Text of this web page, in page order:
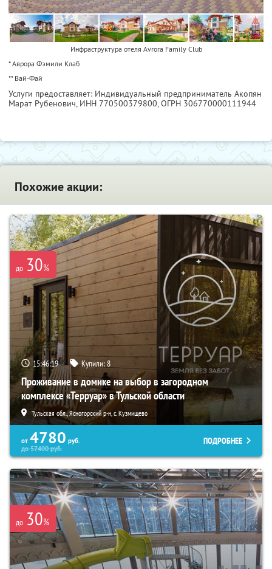
Инфраструктура отеля Avrora Family Club
* Аврора Фэмили Клаб
** Вай-Фай
Услуги предоставляет: Индивидуальный предприниматель Акопян
Марат Рубенович, ИНН 770500379800, ОГРН 306770000111944
Похожие акции:
до 30%
15:46:17 Купили:8
Проживание в домике на выбор в загородном
комплексе «Терруар» в Тульской области
Тульская обл., Ясногорский р-н, с. Кузмищево
от 4780 руб.
до57400руб.
ПОДРОБНЕЕ
до 30%